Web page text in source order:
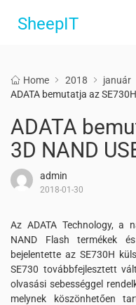
SheepIT
Home 2018 január
ADATA bemutatja az
ADATA
3D NAND
admin
2018-01-30
Az ADATA Technology, a
NAND Flash termékek
bejelentette az SE730H
SE730 továbbfejlesztett
olvasási sebességgel
melynek köszönhetően